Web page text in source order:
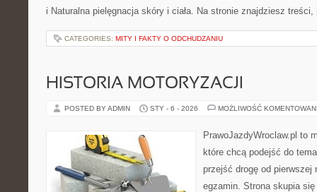
i Naturalna pielęgnacja skóry i ciała. Na stronie znajdziesz
CATEGORIES: MITY I FAKTY O ODCHUDZANIU
HISTORIA MOTORYZACJI
POSTED BY ADMIN STY - 6 - 2026 MOŻLIWOŚĆ
PrawoJazdyWroclaw.pl to
które chcą podejść do
przejść drogę od
egzamin. Strona skupia